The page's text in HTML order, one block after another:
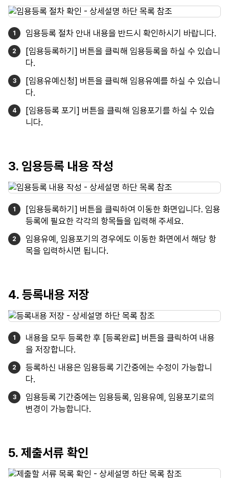
임용등록 절차 안내 내용을 반드시 확인하시기 바랍니다.
[임용등록하기] 버튼을 클릭해 임용등록을 하실 수 있습니
다.
[임용유예신청] 버튼을 클릭해 임용유예를 하실 수 있습니
다.
[임용등록 포기] 버튼을 클릭해 임용포기를 하실 수 있습
니다.
3. 임용등록 내용 작성
[임용등록하기] 버튼을 클릭하여 이동한 화면입니다. 임용
등록에 필요한 각각의 항목들을 입력해 주세요.
임용유예, 임용포기의 경우에도 이동한 화면에서 해당 항
목을 입력하시면 됩니다.
4. 등록내용 저장
내용을 모두 등록한 후 [등록완료] 버튼을 클릭하여 내용
을 저장합니다.
등록하신 내용은 임용등록 기간중에는 수정이 가능합니
다.
임용등록 기간중에는 임용등록, 임용유예, 임용포기로의
변경이 가능합니다.
5. 제출서류 확인